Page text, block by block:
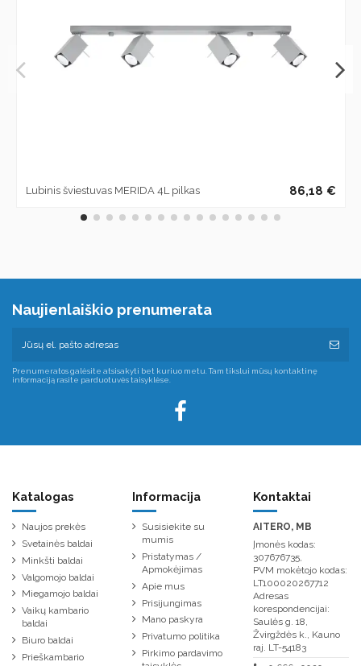
Lubinis šviestuvas MERIDA 4L pilkas 86,18 €
Naujienlaiškio prenumerata
Prenumeratos galėsite atsisakyti bet kuriuo metu. Tam tikslui mūsų kontaktinę
informaciją rasite parduotuvės taisyklėse.
Katalogas
Naujos prekės
Svetainės baldai
Minkšti baldai
Valgomojo baldai
Miegamojo baldai
Vaikų kambario
baldai
Biuro baldai
Prieškambario
Informacija
Susisiekite su
mumis
Pristatymas /
Apmokėjimas
Apie mus
Prisijungimas
Mano paskyra
Privatumo politika
Pirkimo pardavimo
Kontaktai
AITERO, MB
Įmonės kodas:
307676735,
PVM mokėtojo kodas:
LT100020267712
Adresas
korespondencijai:
Saulės g. 18,
Žvirgždės k., Kauno
raj. LT-54183